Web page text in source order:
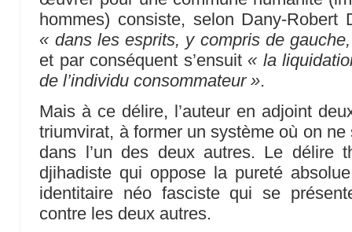
hommes) consiste, selon Dany-Robert
« dans les esprits, y compris de
et par conséquent s’ensuit « la
de l’individu consommateur ».
Mais à ce délire, l’auteur en adjoint
triumvirat, à former un système où on ne
dans l’un des deux autres. Le délire
djihadiste qui oppose la pureté
identitaire néo fasciste qui se
contre les deux autres.